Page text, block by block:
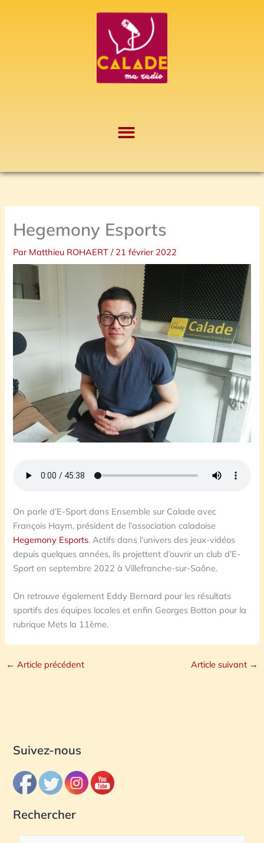
Hegemony Esports
Par Matthieu ROHAERT/ 21 février 2022
On parle d’E-Sport dans Ensemble sur Calade avec
François Haym, président de l’association caladoise
Hegemony Esports. Actifs dans l’univers des jeux-vidéos
depuis quelques années, ils projettent d’ouvrir un club d’E-
Sport en septembre 2022 à Villefranche-sur-Saône.
On retrouve également Eddy Bernard pour les résultats
sportifs des équipes locales et enfin Georges Botton pour la
rubrique Mets la 11ème.
← Article précédent Article suivant →
Suivez-nous
Rechercher